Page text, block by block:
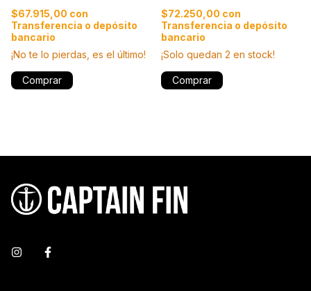
$67.915,00 con
Transferencia o depósito
bancario
¡No te lo pierdas, es el último!
Comprar
$72.250,00 con
Transferencia o depósito
bancario
¡Solo quedan 2 en stock!
Comprar